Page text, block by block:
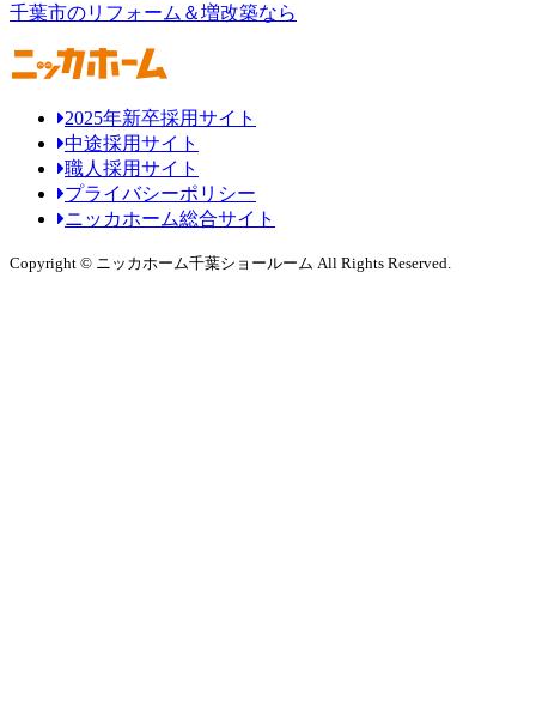
千葉市のリフォーム＆増改築なら
2025年新卒採用サイト
中途採用サイト
職人採用サイト
プライバシーポリシー
ニッカホーム総合サイト
Copyright © ニッカホーム千葉ショールーム All Rights Reserved.